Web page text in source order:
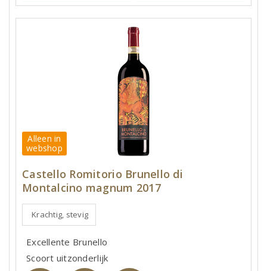
Alleen in
webshop
Castello Romitorio Brunello di
Montalcino magnum 2017
Krachtig, stevig
Excellente Brunello
Scoort uitzonderlijk